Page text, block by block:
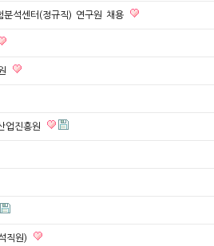
분석센터(정규직) 연구원 채용
업진흥원
직원)